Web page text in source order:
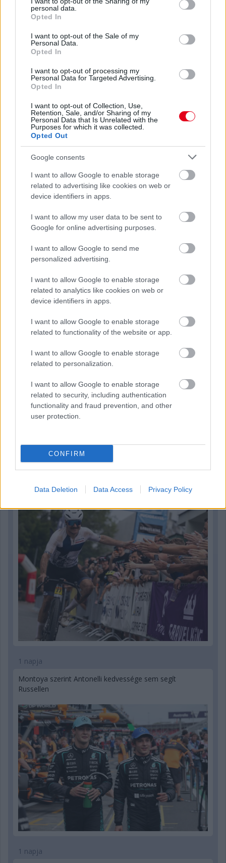
grant or deny consent to Google and its third-party tags to
use your data for below specified purposes in below Google
consent section.
personal data.
Opted In
I want to opt-out of the Sale of my
Personal Data.
Opted In
I want to opt-out of processing my
Personal Data for Targeted Advertising.
Opted In
I want to opt-out of Collection, Use,
Retention, Sale, and/or Sharing of my
Personal Data that Is Unrelated with the
Purposes for which it was collected.
Opted Out
Google consents
I want to allow Google to enable storage
related to advertising like cookies on web or
device identifiers in apps.
I want to allow my user data to be sent to
Google for online advertising purposes.
I want to allow Google to send me
personalized advertising.
I want to allow Google to enable storage
related to analytics like cookies on web or
device identifiers in apps.
I want to allow Google to enable storage
related to functionality of the website or app.
I want to allow Google to enable storage
related to personalization.
I want to allow Google to enable storage
related to security, including authentication
functionality and fraud prevention, and other
user protection.
CONFIRM
Data Deletion Data Access Privacy Policy
Az idei szezonra változatlan maradt a mezőny, de ez aligha
marad így 2025-re: összeszedtük, mi a helyzet az egyes
részletek
előző hírek következő hírek
Hallgasd meg a Formula Podcast
legfrissebb adását!
Kövess minket a Facebookon
Parc Fermé
Óriási bevétel-visszaesést könyvelhetett el az F1 a
második negyedévben
F1-es nyári szünetben
1 napja
Montoya szerint Antonelli kedvessége sem segít
Russellen
1 napja